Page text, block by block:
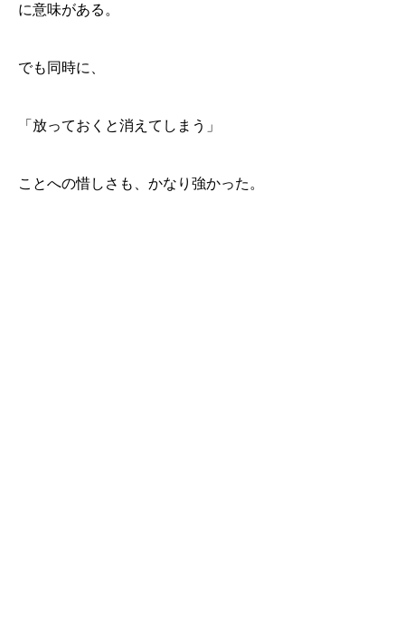
に意味がある。
でも同時に、
「放っておくと消えてしまう」
ことへの惜しさも、かなり強かった。